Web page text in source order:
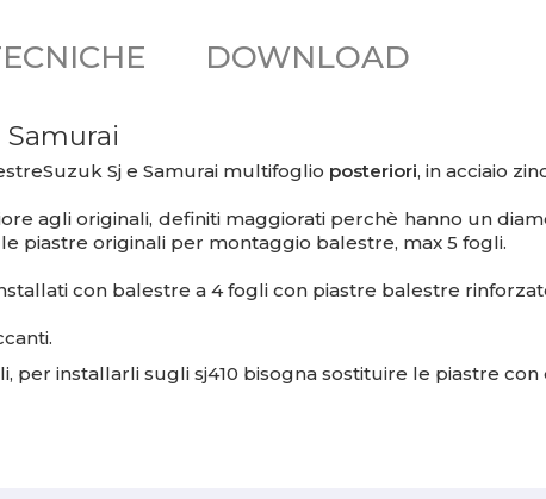
DOWNLOAD
Sj e Samurai multifoglio posteriori, in acciaio
agli originali, definiti maggiorati perchè hanno un
piastre originali per montaggio balestre, max 5 fogli.
con balestre a 4 fogli con piastre balestre
per installarli sugli sj410 bisogna sostituire le piastre